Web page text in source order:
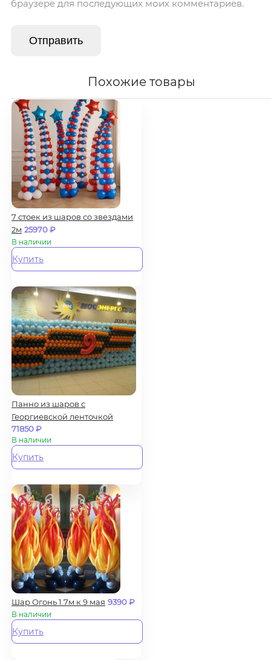
браузере для последующих моих комментариев.
Похожие товары
7 стоек из шаров со звездами
2м 25970₽
В наличии
Купить
Панно из шаров с
Георгиевской ленточкой
71850₽
В наличии
Купить
Шар Огонь 1.7м к 9 мая 9390₽
В наличии
Купить